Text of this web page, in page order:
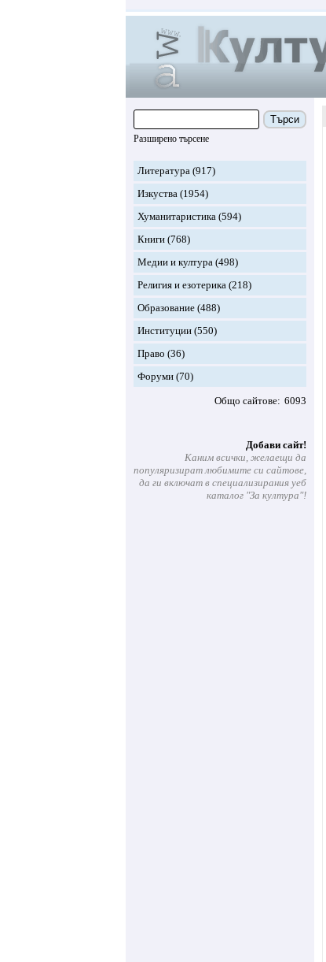
Търси
Разширено търсене
Литература (917)
Изкуства (1954)
Хуманитаристика (594)
Книги (768)
Медии и култура (498)
Религия и езотерика (218)
Образование (488)
Институции (550)
Право (36)
Форуми (70)
Общо сайтове 6093
Добави сайт!
Каним всички, желаещи да
популяризират любимите си сайтове,
да ги включат в специализирания уеб
каталог "За култура"!